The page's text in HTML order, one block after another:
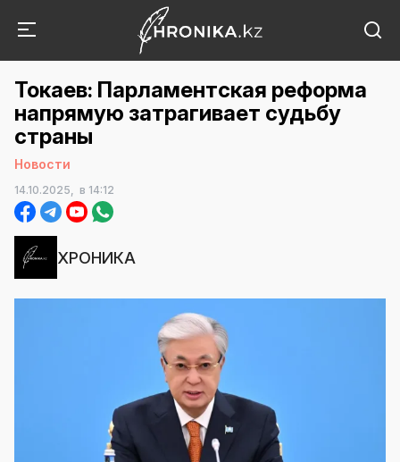
Токаев: Парламентская реформа
напрямую затрагивает судьбу
страны
Новости
14.10.2025, в 14:12
ХРОНИКА